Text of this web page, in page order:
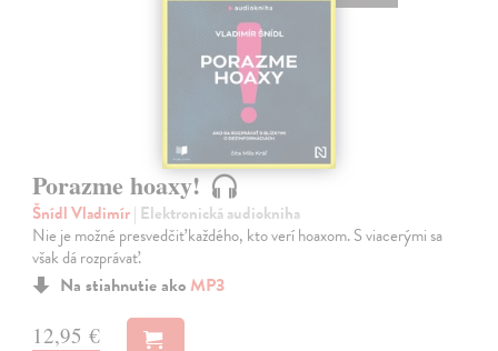
Porazme hoaxy!
Šnídl Vladimír| Elektronická audiokniha
Nie je možné presvedčiť každého, kto verí hoaxom. S viacerými sa
však dá rozprávať.
Na stiahnutie ako MP3
12,95 €